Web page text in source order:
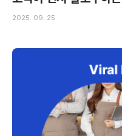
2025. 09. 25